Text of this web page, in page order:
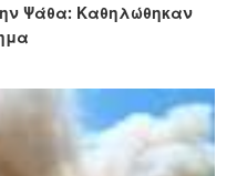
Ψάθα: Καθηλώθηκαν